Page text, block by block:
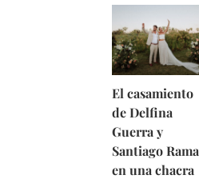
El casamiento
de Delfina
Guerra y
Santiago Rama
en una chacra